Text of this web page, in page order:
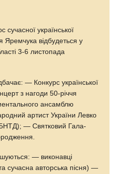
сучасної української
Яремчука відбудеться у
3-6 листопада
— Конкурс української
з нагоди 50-річчя
ансамблю
артист України Левко
— Святковий Гала-
— виконавці
сучасна авторська пісня) —